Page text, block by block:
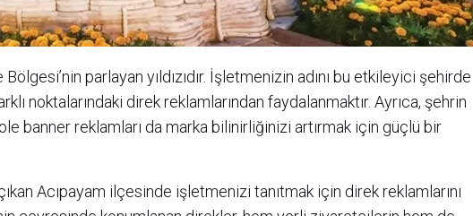
parlayan yıldızıdır. İşletmenizin adını bu etkileyici şehirde
noktalarındaki direk reklamlarından faydalanmaktır. Ayrıca, şehrin
banner reklamları da marka bilinirliğinizi artırmak için güçlü bir
Acıpayam ilçesinde işletmenizi tanıtmak için direk reklamlarını